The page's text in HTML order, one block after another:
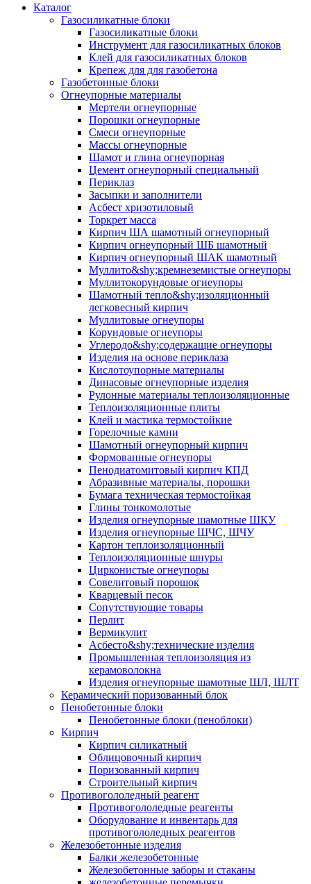
Каталог
Газосиликатные блоки
Газосиликатные блоки
Инструмент для газосиликатных блоков
Клей для газосиликатных блоков
Крепеж для для газобетона
Газобетонные блоки
Огнеупорные материалы
Мертели огнеупорные
Порошки огнеупорные
Смеси огнеупорные
Массы огнеупорные
Шамот и глина огнеупорная
Цемент огнеупорный специальный
Периклаз
Засыпки и заполнители
Асбест хризотиловый
Торкрет масса
Кирпич ША шамотный огнеупорный
Кирпич огнеупорный ШБ шамотный
Кирпич огнеупорный ШАК шамотный
Муллито&shy;­кремнеземистые огнеупоры
Муллито­корундовые огнеупоры
Шамотный тепло&shy;изоляционный
легковесный кирпич
Муллитовые огнеупоры
Корундовые огнеупоры
Углеродо&shy;содержащие огнеупоры
Изделия на основе периклаза
Кислотоупорные материалы
Динасовые огнеупорные изделия
Рулонные материалы теплоизоляционные
Тепло­изоляционные плиты
Клей и мастика термостойкие
Горелочные камни
Шамотный огнеупорный кирпич
Формованные огнеупоры
Пенодиатомитовый кирпич КПД
Абразивные материалы, порошки
Бумага техническая термостойкая
Глины тонкомолотые
Изделия огнеупорные шамотные ШКУ
Изделия огнеупорные ШЧС, ШЧУ
Картон теплоизоляционный
Теплоизоляционные шнуры
Цирконистые огнеупоры
Совелитовый порошок
Кварцевый песок
Сопутствующие товары
Перлит
Вермикулит
Асбесто&shy;технические изделия
Промышленная теплоизоляция из
керамоволокна
Изделия огнеупорные шамотные ШЛ, ШЛТ
Керамический поризованный блок
Пенобетонные блоки
Пенобетонные блоки (пеноблоки)
Кирпич
Кирпич силикатный
Облицовочный кирпич
Поризованный кирпич
Строительный кирпич
Противогололедный реагент
Противогололедные реагенты
Оборудование и инвентарь для
противогололедных реагентов
Железобетонные изделия
Балки железобетонные
Железобетонные заборы и стаканы